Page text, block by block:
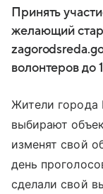
Принять
желающий
волонтеров до
Жители города
выбирают
изменят свой
день
сделали свой